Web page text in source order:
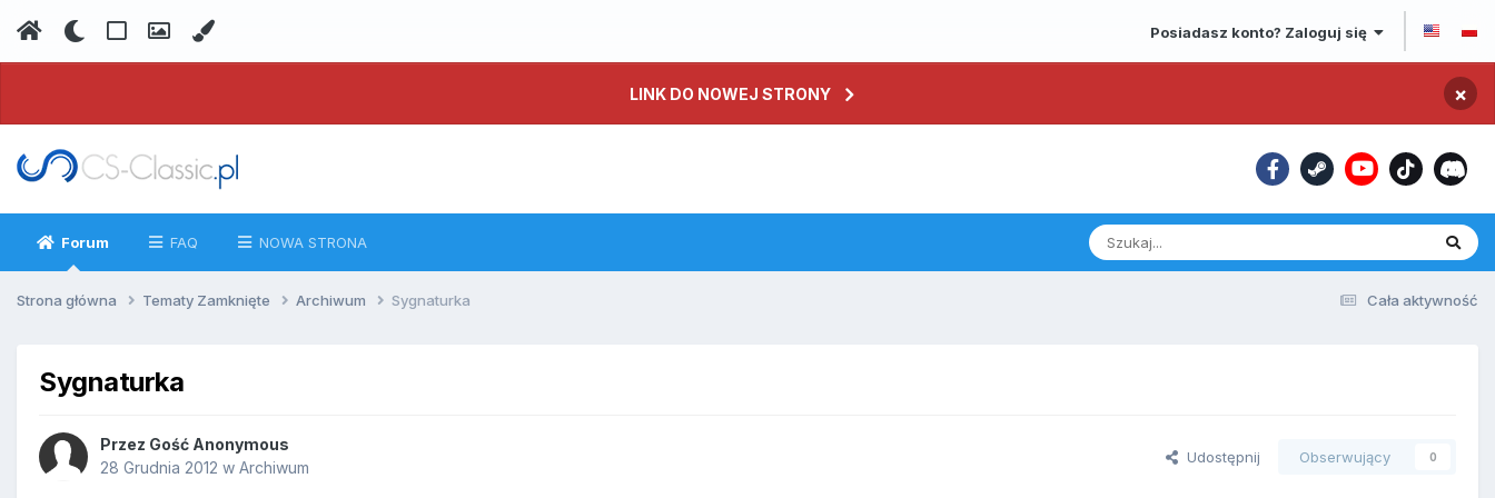
Posiadasz konto? Zaloguj się
LINK DO NOWEJ STRONY ×
Forum FAQ NOWA STRONA
Cała aktywność
Strona główna Tematy Zamknięte Archiwum Sygnaturka
Sygnaturka
Przez Gość Anonymous
28 Grudnia 2012 w Archiwum
Udostępnij Obserwujący 0